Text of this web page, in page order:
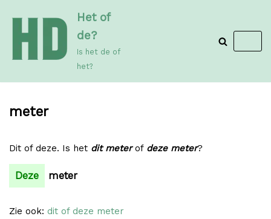
de
inhoud
Het of
de?
Is het de of
het?
meter
Dit of deze. Is het dit meterof deze meter?
Deze meter
Zie ook: dit of deze meter